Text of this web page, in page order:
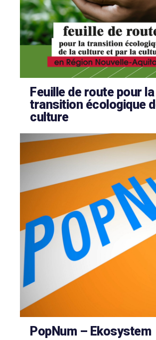
Feuille de route pour la
transition écologique
culture
PopNum – Ekosystem